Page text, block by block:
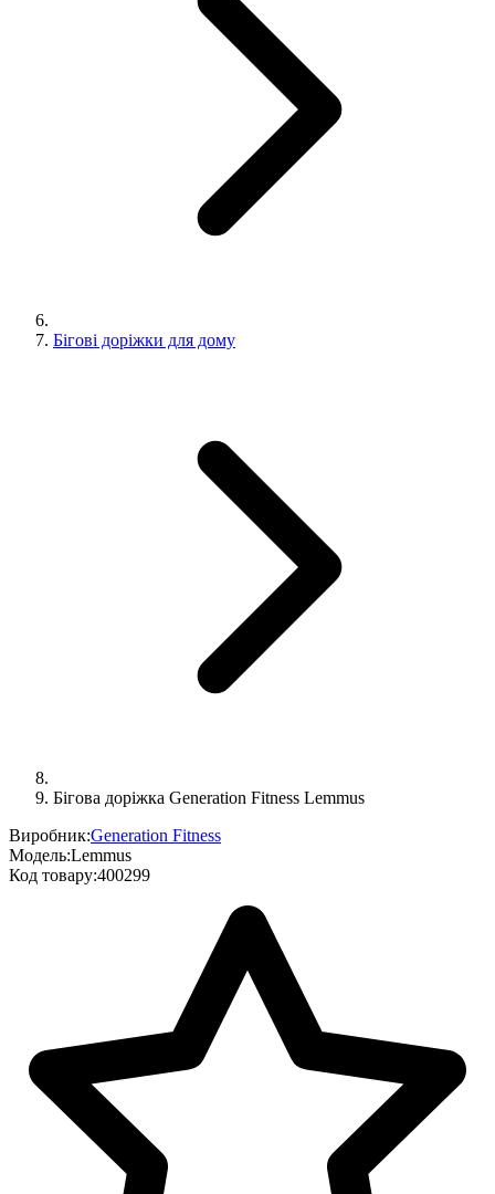
Бігові доріжки для дому
Бігова доріжка Generation Fitness Lemmus
Виробник:Generation Fitness
Модель:Lemmus
Код товару:400299